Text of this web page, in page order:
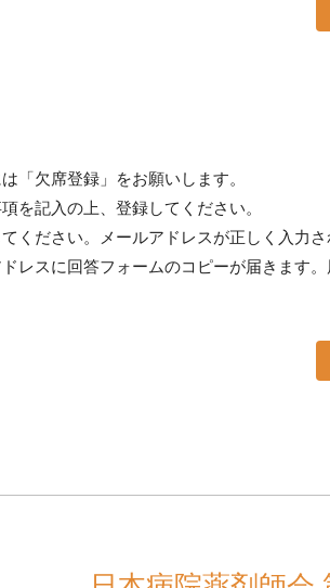
「欠席登録」をお願いします。
を記入の上、登録してください。
ください。メールアドレスが正しく入力
レスに回答フォームのコピーが届きます